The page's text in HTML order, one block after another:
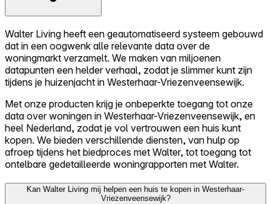
Walter Living heeft een geautomatiseerd systeem gebouwd
dat in een oogwenk alle relevante data over de
woningmarkt verzamelt. We maken van miljoenen
datapunten een helder verhaal, zodat je slimmer kunt zijn
tijdens je huizenjacht in Westerhaar-Vriezenveensewijk.
Met onze producten krijg je onbeperkte toegang tot onze
data over woningen in Westerhaar-Vriezenveensewijk, en
heel Nederland, zodat je vol vertrouwen een huis kunt
kopen. We bieden verschillende diensten, van hulp op
afroep tijdens het biedproces met Walter, tot toegang tot
ontelbare gedetailleerde woningrapporten met Walter.
Kan Walter Living mij helpen een huis te kopen in Westerhaar-
Vriezenveensewijk?